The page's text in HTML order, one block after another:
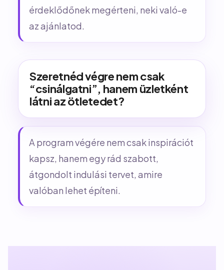
érdeklődőnek megérteni, neki való-e
az ajánlatod.
Szeretnéd végre nem csak
“csinálgatni”, hanem üzletként
látni az ötletedet?
A program végére nem csak inspirációt
kapsz, hanem egy rád szabott,
átgondolt indulási tervet, amire
valóban lehet építeni.